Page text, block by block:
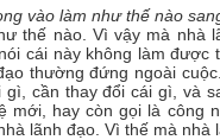
vào làm như thế nào
thế nào. Vì vậy mà nhà
cái này không làm được
thường đứng ngoài
gì, cần thay đổi cái gì, và
mới, hay còn gọi là công
lãnh đạo. Vì thế mà nhà